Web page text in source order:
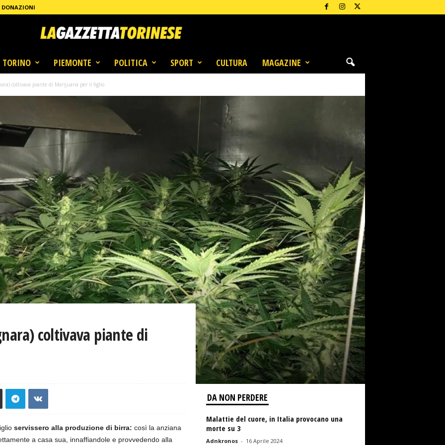
DONAZIONI
TORINO PIEMONTE POLITICA SPORT CULTURA MAGAZINE
coltivava piante di Marijuana per il figlio
coltivava piante di
servissero alla produzione di birra: così la anziana
a casa sua, innaffiandole e provvedendo alla
DA NON PERDERE
Malattie del cuore, in Italia provocano una
morte su 3
Adnkronos - 16 Aprile 2024